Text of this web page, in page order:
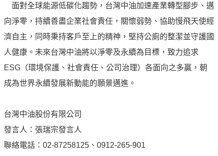
懷
續
供
應
消
息
互
面對全球能源低碳化趨勢，台灣中油加速產業轉型腳步、邁
向淨零，持續善盡企業社會責任，關懷弱勢、協助慢飛天使經
濟自主，同時秉持客戶至上的精神，堅持公廁的整潔並守護國
人健康。未來台灣中油將以淨零及永續為目標，致力追求
ESG（環境保護、社會責任、公司治理）各面向之多贏，朝
成為世界永續發展新動能的願景邁進。
台灣中油股份有限公司
發言人：張瑞宗發言人
聯絡電話：02-87258125、0912-265-901